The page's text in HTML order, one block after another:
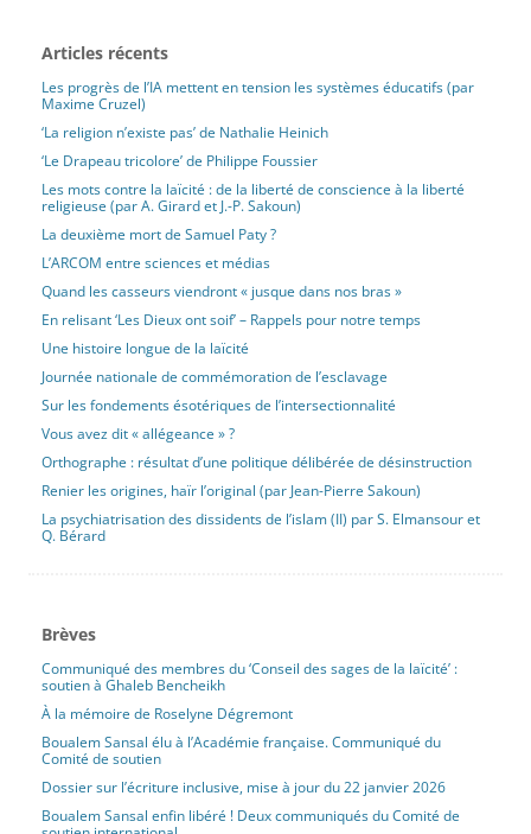
Articles récents
Les progrès de l’IA mettent en tension les systèmes éducatifs (par
Maxime Cruzel)
‘La religion n’existe pas’ de Nathalie Heinich
‘Le Drapeau tricolore’ de Philippe Foussier
Les mots contre la laïcité : de la liberté de conscience à la liberté
religieuse (par A. Girard et J.-P. Sakoun)
La deuxième mort de Samuel Paty ?
L’ARCOM entre sciences et médias
Quand les casseurs viendront « jusque dans nos bras »
En relisant ‘Les Dieux ont soif’ – Rappels pour notre temps
Une histoire longue de la laïcité
Journée nationale de commémoration de l’esclavage
Sur les fondements ésotériques de l’intersectionnalité
Vous avez dit « allégeance » ?
Orthographe : résultat d’une politique délibérée de désinstruction
Renier les origines, haïr l’original (par Jean-Pierre Sakoun)
La psychiatrisation des dissidents de l’islam (II) par S. Elmansour et
Q. Bérard
Brèves
Communiqué des membres du ‘Conseil des sages de la laïcité’ :
soutien à Ghaleb Bencheikh
À la mémoire de Roselyne Dégremont
Boualem Sansal élu à l’Académie française. Communiqué du
Comité de soutien
Dossier sur l’écriture inclusive, mise à jour du 22 janvier 2026
Boualem Sansal enfin libéré ! Deux communiqués du Comité de